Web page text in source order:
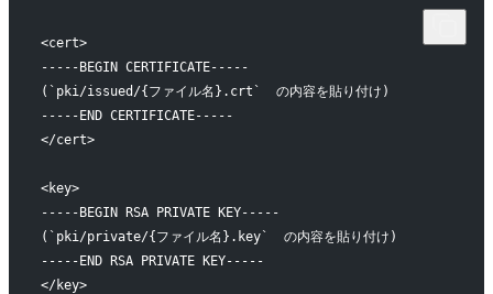
<cert>
-----BEGIN CERTIFICATE-----
(`pki/issued/{ファイル名}.crt`  の内容を貼り付け)
-----END CERTIFICATE-----
</cert>
<key>
-----BEGIN RSA PRIVATE KEY-----
(`pki/private/{ファイル名}.key`  の内容を貼り付け)
-----END RSA PRIVATE KEY-----
</key>